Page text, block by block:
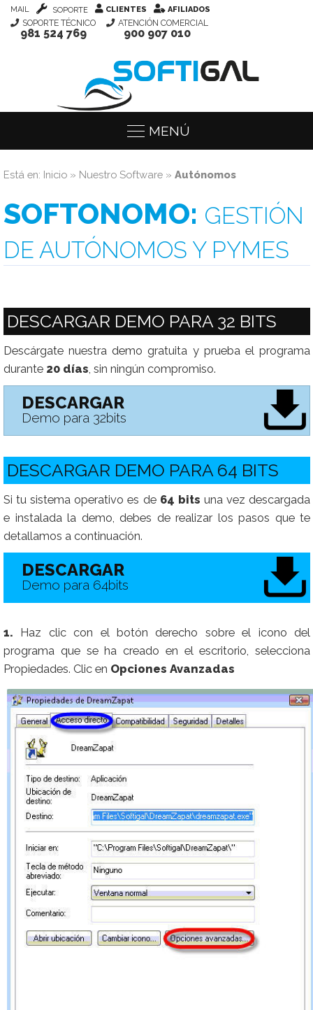
MAIL SOPORTE CLIENTES AFILIADOS
SOPORTE TÉCNICO
981 524 769
ATENCIÓN COMERCIAL
900 907 010
MENÚ
Está en: Inicio » Nuestro Software » Autónomos
SOFTONOMO: GESTIÓN
DE AUTÓNOMOS Y PYMES
DESCARGAR DEMO PARA 32 BITS
Descárgate nuestra demo gratuita y prueba el programa
durante 20 días, sin ningún compromiso.
DESCARGAR
Demo para 32bits
DESCARGAR DEMO PARA 64 BITS
Si tu sistema operativo es de 64 bits una vez descargada
e instalada la demo, debes de realizar los pasos que te
detallamos a continuación.
DESCARGAR
Demo para 64bits
1. Haz clic con el botón derecho sobre el icono del
programa que se ha creado en el escritorio, selecciona
Propiedades. Clic en Opciones Avanzadas